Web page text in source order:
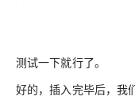
测试一下就行了。
好的，插入完毕后，我